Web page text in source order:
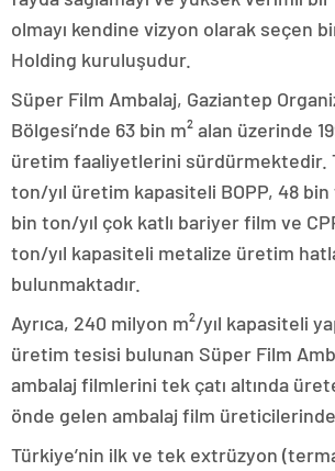
olmayı kendine vizyon olarak seçen
Holding kuruluşudur.
Süper Film Ambalaj, Gaziantep
Bölgesi’nde 63 bin m² alan üzerinde
üretim faaliyetlerini sürdürmektedir.
ton/yıl üretim kapasiteli BOPP, 48 bin
bin ton/yıl çok katlı bariyer film ve
ton/yıl kapasiteli metalize üretim
bulunmaktadır.
Ayrıca, 240 milyon m²/yıl kapasiteli
üretim tesisi bulunan Süper Film
ambalaj filmlerini tek çatı altında
önde gelen ambalaj film
Türkiye’nin ilk ve tek extrüzyon